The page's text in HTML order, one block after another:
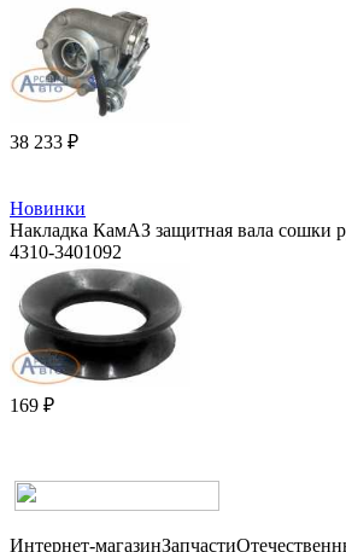
38 233 ₽
Новинки
Накладка КамАЗ защитная вала сошки
4310-3401092
169 ₽
Интернет-магазинЗапчасти